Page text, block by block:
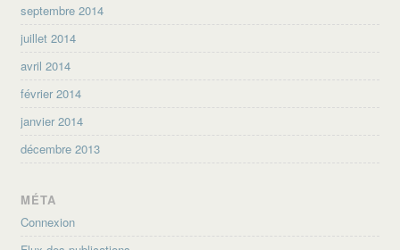
septembre 2014
juillet 2014
avril 2014
février 2014
janvier 2014
décembre 2013
MÉTA
Connexion